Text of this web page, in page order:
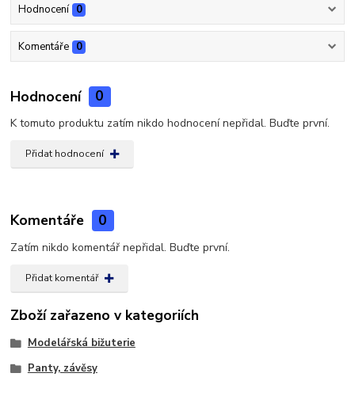
Hodnocení 0
Komentáře 0
Hodnocení 0
K tomuto produktu zatím nikdo hodnocení nepřidal. Buďte první.
Přidat hodnocení
Komentáře 0
Zatím nikdo komentář nepřidal. Buďte první.
Přidat komentář
Zboží zařazeno v kategoriích
Modelářská bižuterie
Panty, závěsy